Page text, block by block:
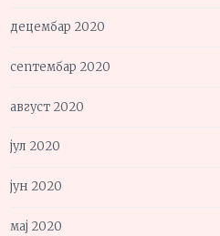
децембар 2020
септембар 2020
август 2020
јул 2020
јун 2020
мај 2020